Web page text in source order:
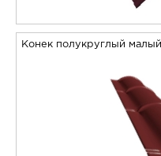
Конек полукруглый малый